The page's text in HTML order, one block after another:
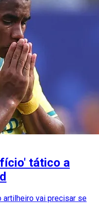
tático a
artilheiro vai precisar se